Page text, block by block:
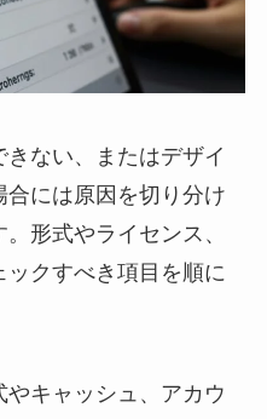
ない、またはデザイ
には原因を切り分け
形式やライセンス、
クすべき項目を順に
キャッシュ、アカウ